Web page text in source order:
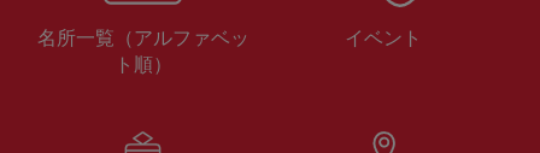
名所一覧（アルファベッ
ト順）
イベント